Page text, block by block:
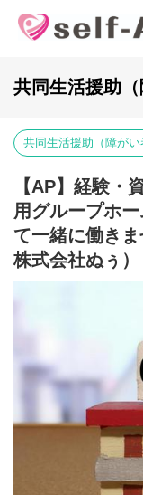
共同生活援助
共同生活援助（障がい
【AP】経験・
用グループホ
て一緒に働き
株式会社ぬぅ）